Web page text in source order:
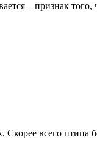
– признак
всего птица